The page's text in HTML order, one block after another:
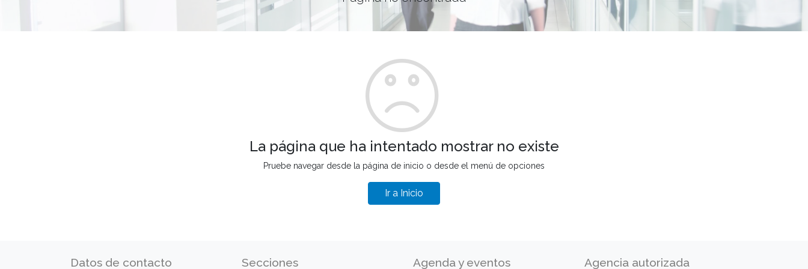
La página que ha intentado mostrar no existe
Pruebe navegar desde la página de inicio o desde el menú de opciones
Ir a Inicio
Datos de contacto Secciones Agenda y eventos Agencia autorizada